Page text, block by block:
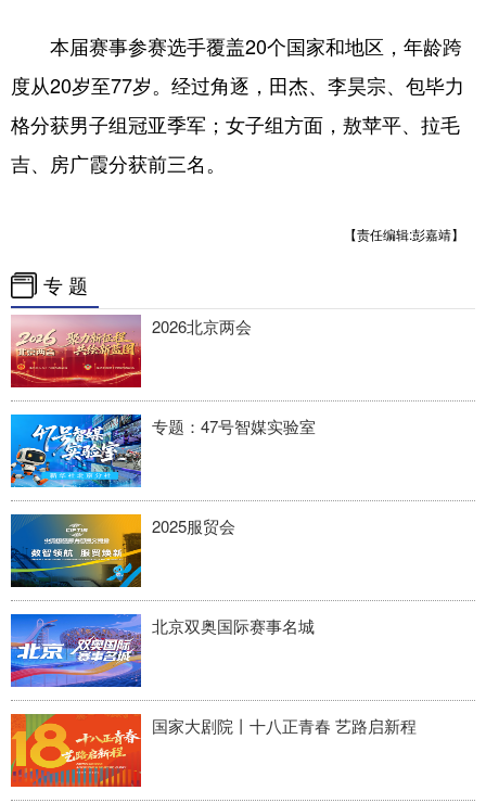
地方频道
江西
山东
广东 广西
四川
陕西 甘肃 青海
新疆
多语种频道
English Español Français عربى
Русский язык 日本語
Deutsch
本届赛事参赛选手覆盖20个国家和地区，年龄跨
度从20岁至77岁。经过角逐，田杰、李昊宗、包毕力
格分获男子组冠亚季军；女子组方面，敖苹平、拉毛
吉、房广霞分获前三名。
【责任编辑:彭嘉靖】
专 题
2026北京两会
专题：47号智媒实验室
2025服贸会
北京双奥国际赛事名城
国家大剧院丨十八正青春 艺路启新程